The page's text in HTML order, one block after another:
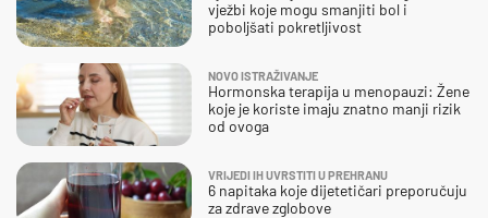
vježbi koje mogu smanjiti bol i
poboljšati pokretljivost
NOVO ISTRAŽIVANJE
Hormonska terapija u menopauzi: Žene
koje je koriste imaju znatno manji rizik
od ovoga
VRIJEDI IH UVRSTITI U PREHRANU
6 napitaka koje dijetetičari preporučuju
za zdrave zglobove